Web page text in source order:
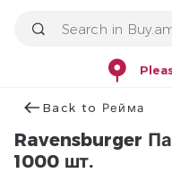
Back to Рейма
Ravensburger
1000 шт.